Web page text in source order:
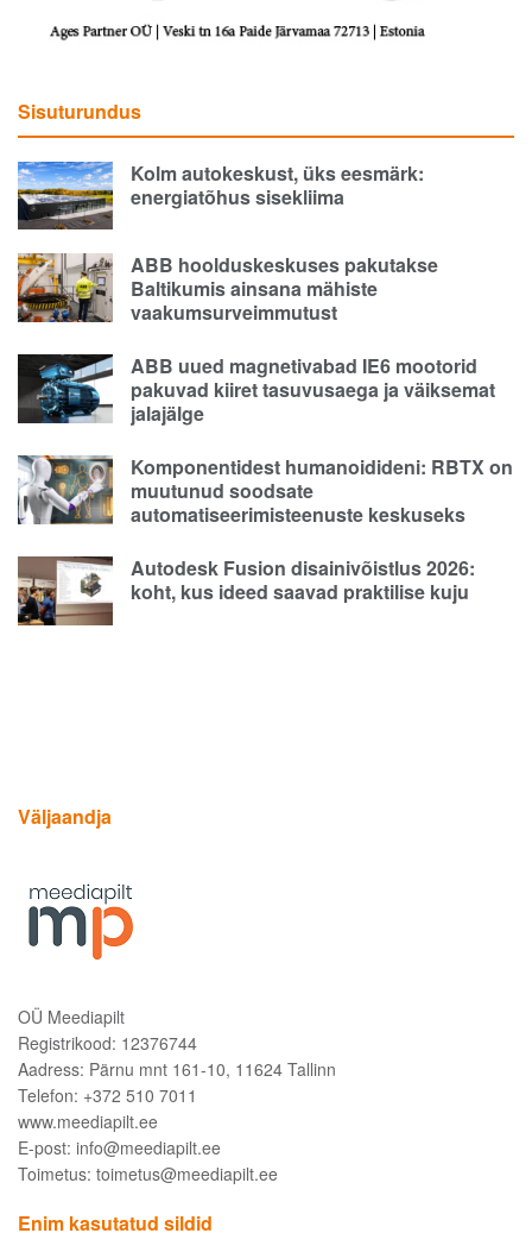
Sisuturundus
Kolm autokeskust, üks eesmärk:
energiatõhus sisekliima
ABB hoolduskeskuses pakutakse
Baltikumis ainsana mähiste
vaakumsurveimmutust
ABB uued magnetivabad IE6 mootorid
pakuvad kiiret tasuvusaega ja väiksemat
jalajälge
Komponentidest humanoidideni: RBTX on
muutunud soodsate
automatiseerimisteenuste keskuseks
Autodesk Fusion disainivõistlus 2026:
koht, kus ideed saavad praktilise kuju
Väljaandja
OÜ Meediapilt
Registrikood: 12376744
Aadress: Pärnu mnt 161-10, 11624 Tallinn
Telefon: +372 510 7011
www.meediapilt.ee
E-post: info@meediapilt.ee
Toimetus: toimetus@meediapilt.ee
Enim kasutatud sildid